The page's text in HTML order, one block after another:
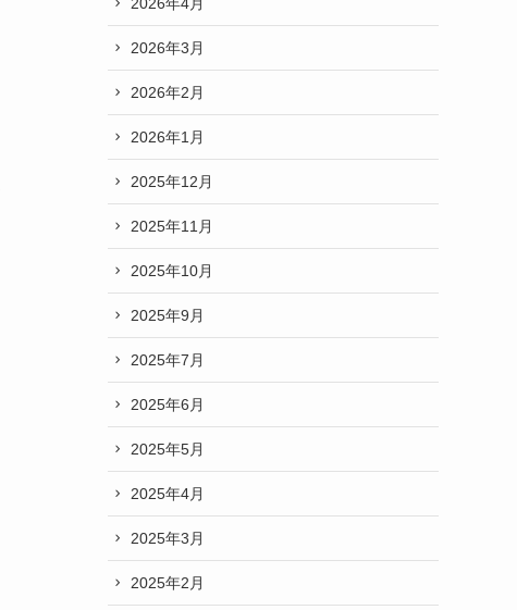
2026年3月
2026年2月
2026年1月
2025年12月
2025年11月
2025年10月
2025年9月
2025年7月
2025年6月
2025年5月
2025年4月
2025年3月
2025年2月